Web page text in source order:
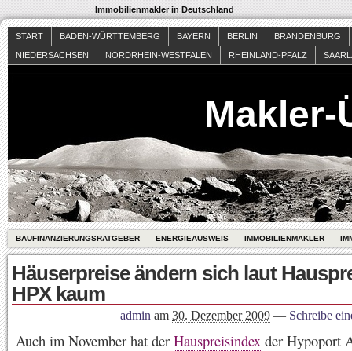
Immobilienmakler in Deutschland
START BADEN-WÜRTTEMBERG BAYERN BERLIN
BRANDENBURG
NIEDERSACHSEN
NORDRHEIN-WESTFALEN RHEINLAND-PFALZ
Makler-
BAUFINANZIERUNGSRATGEBER ENERGIEAUSWEIS IMMOBILIENMAKLER
Häuserpreise ändern sich laut
HPX kaum
admin am 30. Dezember 2009 — Schreibe
Auch im November hat der Hauspreisindex der Hypoport